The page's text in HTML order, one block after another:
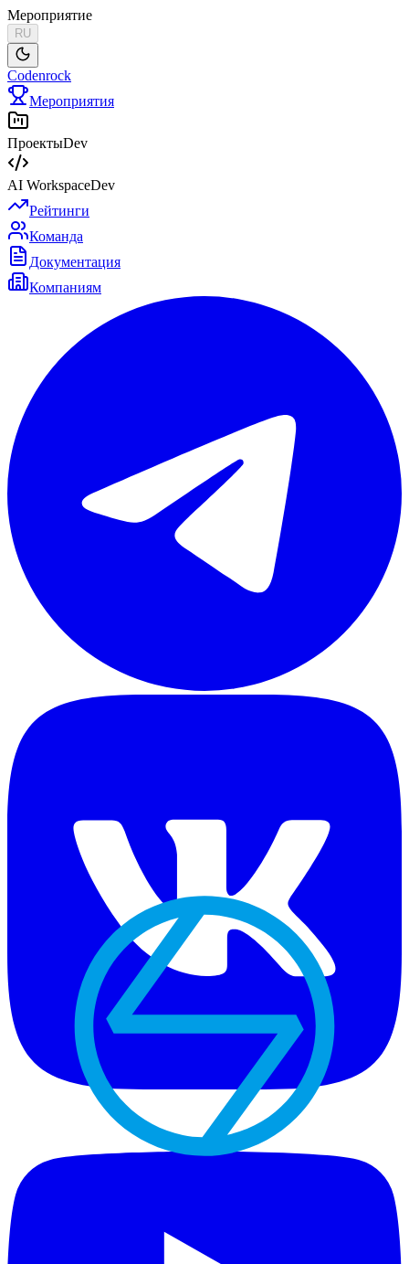
Мероприятие
RU
Codenrock
Мероприятия
ПроектыDev
AI WorkspaceDev
Рейтинги
Команда
Документация
Компаниям